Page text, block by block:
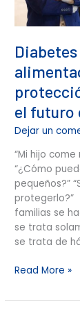
el futuro
Dejar un
“Mi hijo
“¿Cómo
pequeños?”
protegerlo?”
familias se
se trata
se trata de
juntas
para
el
futuro
de
tus
hijos
Read More »